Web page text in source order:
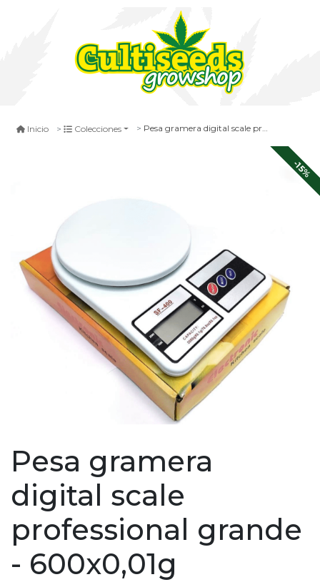
Inicio Colecciones Pesa gramera digital scale professional grande - 600x0,01g
-15%
Pesa gramera
digital scale
professional grande
- 600x0,01g